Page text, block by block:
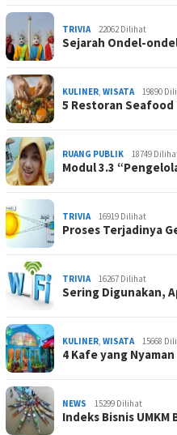
TRIVIA 22062 Dilihat
Sejarah Ondel-
KULINER, WISATA 19890
5 Restoran
RUANG PUBLIK 18749
Modul 3.3
TRIVIA 16919 Dilihat
Proses Terjadinya
TRIVIA 16267 Dilihat
Sering Digunakan,
KULINER, WISATA 15668
4 Kafe yang
NEWS 15299 Dilihat
Indeks Bisnis UMKM